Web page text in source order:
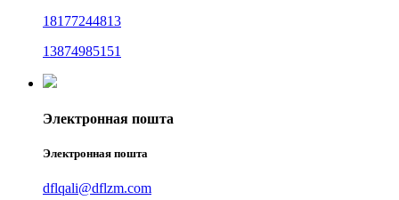
18177244813
13874985151
Электронная пошта
Электронная пошта
dflqali@dflzm.com